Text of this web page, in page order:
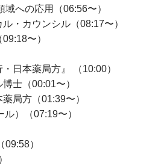
域への応用（06:56〜）
・カウンシル（08:17〜）
〜）
日本薬局方』 （10:00）
士（00:01〜）
局方（01:39〜）
）（07:19〜）
）